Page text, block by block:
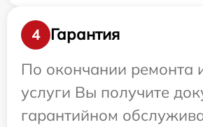
4
Гарантия
По окончании ремонта
услуги Вы получите
гарантийном